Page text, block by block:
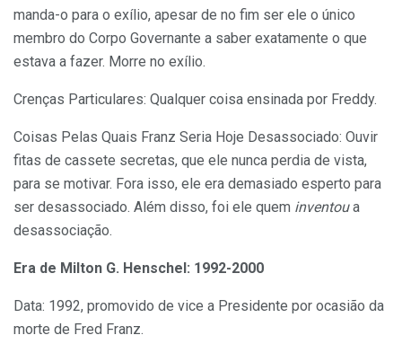
manda-o para o exílio, apesar de no fim ser ele o único
membro do Corpo Governante a saber exatamente o que
estava a fazer. Morre no exílio.
Crenças Particulares: Qualquer coisa ensinada por Freddy.
Coisas Pelas Quais Franz Seria Hoje Desassociado: Ouvir
fitas de cassete secretas, que ele nunca perdia de vista,
para se motivar. Fora isso, ele era demasiado esperto para
ser desassociado. Além disso, foi ele quem inventoua
desassociação.
Era de Milton G. Henschel: 1992-2000
Data: 1992, promovido de vice a Presidente por ocasião da
morte de Fred Franz.